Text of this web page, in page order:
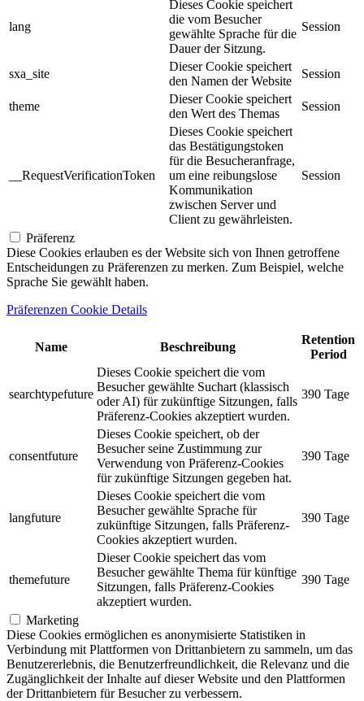
lang
Dieses Cookie speichert
die vom Besucher
gewählte Sprache für die
Dauer der Sitzung.
Session
sxa_site
Dieser Cookie speichert
den Namen der Website
Session
theme
Dieser Cookie speichert
den Wert des Themas
Session
__RequestVerificationToken
Dieses Cookie speichert
das Bestätigungstoken
für die Besucheranfrage,
um eine reibungslose
Kommunikation
zwischen Server und
Client zu gewährleisten.
Session
Präferenz
Diese Cookies erlauben es der Website sich von Ihnen getroffene
Entscheidungen zu Präferenzen zu merken. Zum Beispiel, welche
Sprache Sie gewählt haben.
Präferenzen Cookie Details
Name Beschreibung
Retention
Period
searchtypefuture
Dieses Cookie speichert die vom
Besucher gewählte Suchart (klassisch
oder AI) für zukünftige Sitzungen, falls
Präferenz-Cookies akzeptiert wurden.
390 Tage
consentfuture
Dieses Cookie speichert, ob der
Besucher seine Zustimmung zur
Verwendung von Präferenz-Cookies
für zukünftige Sitzungen gegeben hat.
390 Tage
langfuture
Dieses Cookie speichert die vom
Besucher gewählte Sprache für
zukünftige Sitzungen, falls Präferenz-
Cookies akzeptiert wurden.
390 Tage
themefuture
Dieser Cookie speichert das vom
Besucher gewählte Thema für künftige
Sitzungen, falls Präferenz-Cookies
akzeptiert wurden.
390 Tage
Marketing
Diese Cookies ermöglichen es anonymisierte Statistiken in
Verbindung mit Plattformen von Drittanbietern zu sammeln, um das
Benutzererlebnis, die Benutzerfreundlichkeit, die Relevanz und die
Zugänglichkeit der Inhalte auf dieser Website und den Plattformen
der Drittanbietern für Besucher zu verbessern.